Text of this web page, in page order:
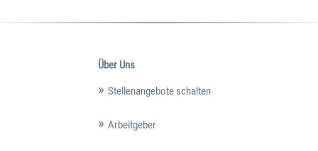
Über Uns
Stellenangebote schalten
Arbeitgeber